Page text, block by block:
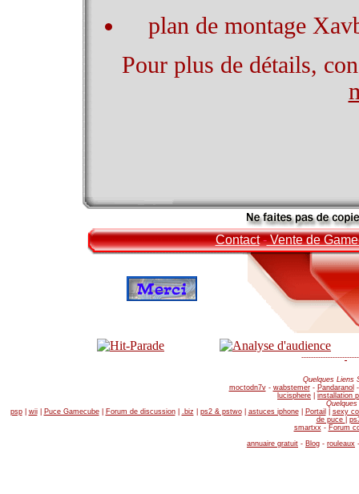
plan de montage
Pour plus de détails,
Contact-Vente de
-------------------
Quelques Liens
moctodn7v- wabstemer- Pandaranol
lucisphere
installation
psp| wii| Puce Gamecube| Forum de discussion| .biz ps2 & pstwo| astuces iphone| Portail
sexy
de puce
smartxx- Forum
annuaire gratuit - Blog - rouleaux